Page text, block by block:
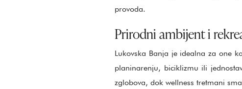
provoda.
Prirodni ambijent i
Lukovska Banja je idealna za one
planinarenju, biciklizmu ili
zglobova, dok wellness tretmani